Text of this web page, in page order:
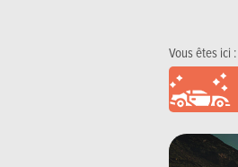
Vous êtes ici :